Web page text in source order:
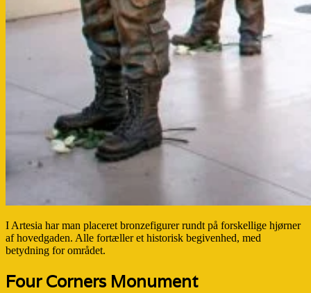
I Artesia har man placeret bronzefigurer rundt på forskellige hjørner
af hovedgaden. Alle fortæller et historisk begivenhed, med
betydning for området.
Four Corners Monument